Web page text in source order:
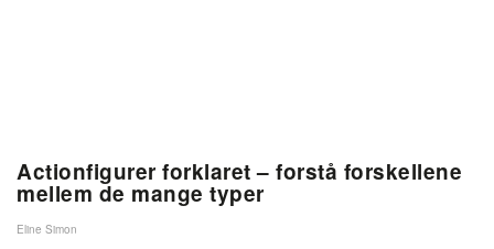
Actionfigurer forklaret – forstå forskellene
mellem de mange typer
Eline Simon